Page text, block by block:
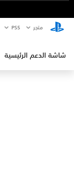
متجر PS5‏
شاشة الدعم الرئيسية